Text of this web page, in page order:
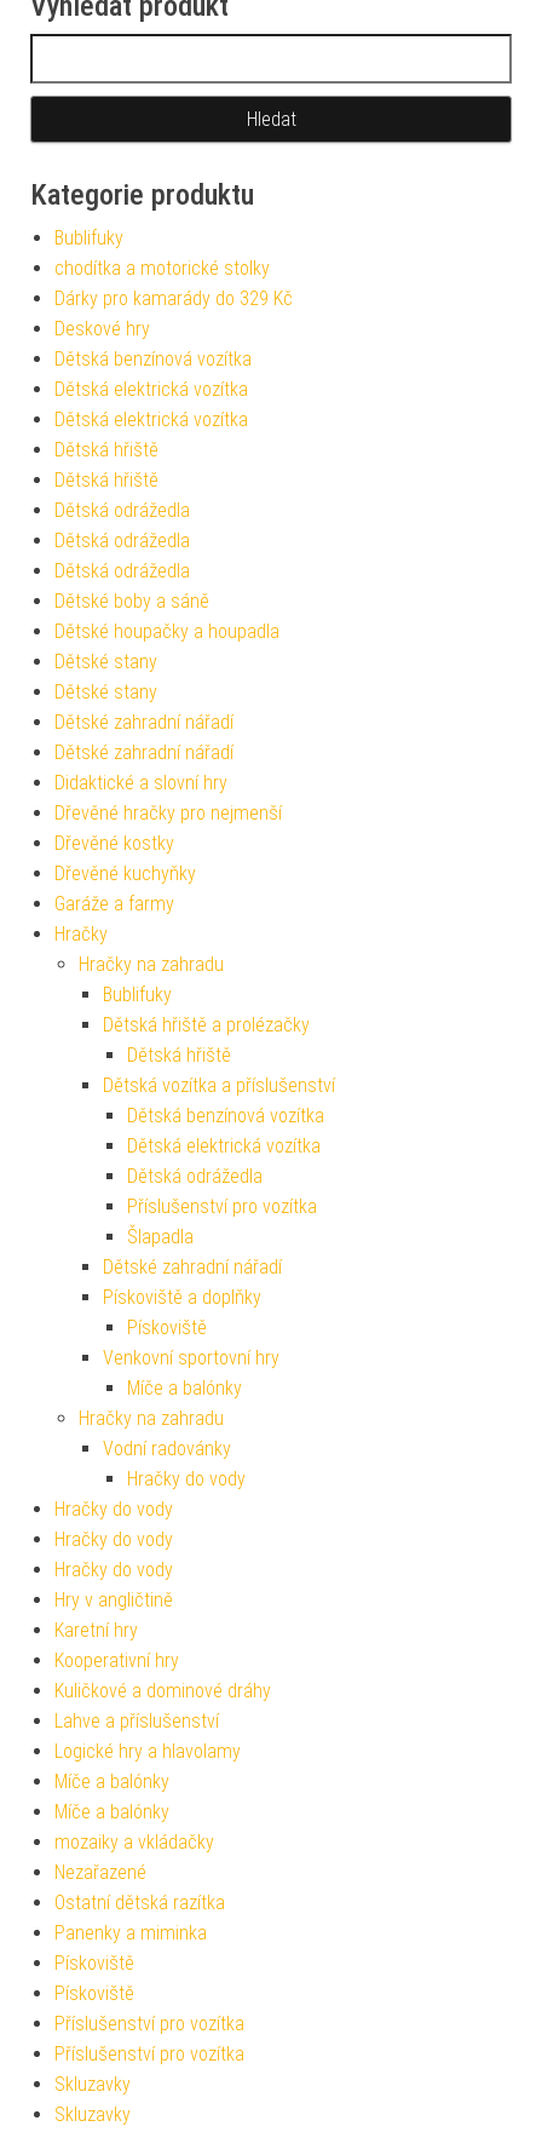
Kategorie produktu
Bublifuky
chodítka a motorické stolky
Dárky pro kamarády do 329 Kč
Deskové hry
Dětská benzínová vozítka
Dětská elektrická vozítka
Dětská elektrická vozítka
Dětská hřiště
Dětská hřiště
Dětská odrážedla
Dětská odrážedla
Dětská odrážedla
Dětské boby a sáně
Dětské houpačky a houpadla
Dětské stany
Dětské stany
Dětské zahradní nářadí
Dětské zahradní nářadí
Didaktické a slovní hry
Dřevěné hračky pro nejmenší
Dřevěné kostky
Dřevěné kuchyňky
Garáže a farmy
Hračky
Hračky na zahradu
Bublifuky
Dětská hřiště a prolézačky
Dětská hřiště
Dětská vozítka a příslušenství
Dětská benzínová vozítka
Dětská elektrická vozítka
Dětská odrážedla
Příslušenství pro vozítka
Šlapadla
Dětské zahradní nářadí
Pískoviště a doplňky
Pískoviště
Venkovní sportovní hry
Míče a balónky
Hračky na zahradu
Vodní radovánky
Hračky do vody
Hračky do vody
Hračky do vody
Hračky do vody
Hry v angličtině
Karetní hry
Kooperativní hry
Kuličkové a dominové dráhy
Lahve a příslušenství
Logické hry a hlavolamy
Míče a balónky
Míče a balónky
mozaiky a vkládačky
Nezařazené
Ostatní dětská razítka
Panenky a miminka
Pískoviště
Pískoviště
Příslušenství pro vozítka
Příslušenství pro vozítka
Skluzavky
Skluzavky